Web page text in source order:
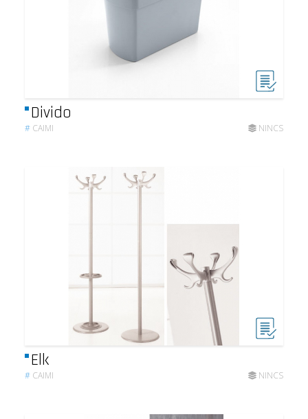
Divido
# CAIMI NINCS
Elk
# CAIMI NINCS